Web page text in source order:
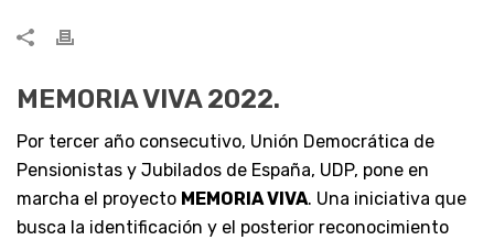
MEMORIA VIVA 2022.
Por tercer año consecutivo, Unión Democrática de
Pensionistas y Jubilados de España, UDP, pone en
marcha el proyecto MEMORIA VIVA. Una iniciativa que
busca la identificación y el posterior reconocimiento